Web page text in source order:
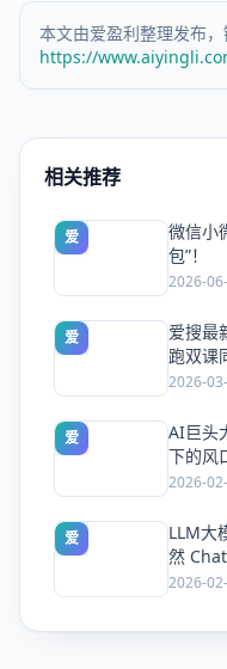
本文由爱盈利整理发布，
https://
相关推荐
爱
微信小
包”！
2026-
爱
爱搜最
跑双课
量
2026-
爱
AI巨头
下的风
2026-
爱
LLM大
然
局么？
2026-